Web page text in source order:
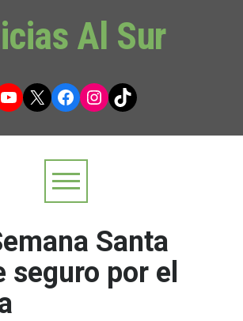
Al Sur
YouTube
X Facebook
Instagram
TikTok
Santa
seguro por el